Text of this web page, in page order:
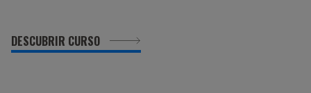
DESCUBRIR CURSO